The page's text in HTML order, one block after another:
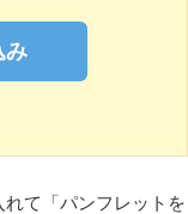
て「パンフレットを